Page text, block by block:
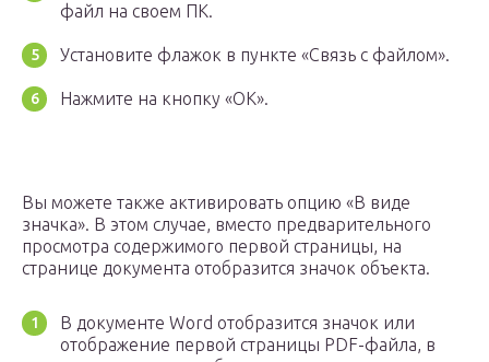
файл на своем ПК.
Установите флажок в пункте «Связь с файлом».
Нажмите на кнопку «ОК».
Вы можете также активировать опцию «В виде
значка». В этом случае, вместо предварительного
просмотра содержимого первой страницы, на
странице документа отобразится значок объекта.
В документе Word отобразится значок или
отображение первой страницы PDF-файла, в